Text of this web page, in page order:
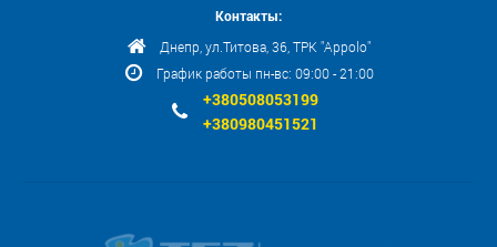
Контакты:
Днепр, ул.Титова, 36, ТРК "Appolo"
График работы пн-вс: 09:00 - 21:00
+380508053199
+380980451521